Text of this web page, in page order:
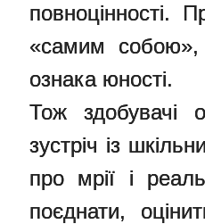
повноцінності.
«самим собою»,
ознака юності.
Тож здобувачі
зустріч із
про мрії і
поєднати,